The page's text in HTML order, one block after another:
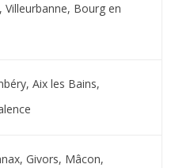
Bourg en
Aix les Bains,
Givors, Mâcon,